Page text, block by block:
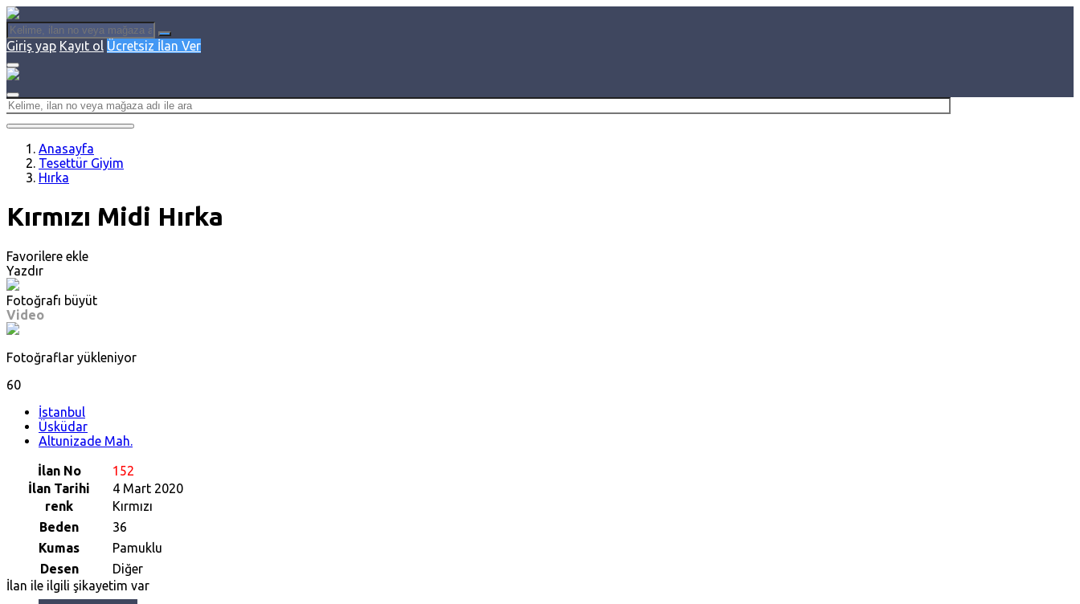
Giriş yap Kayıt ol Ücretsiz İlan Ver
Anasayfa
Tesettür Giyim
Hırka
Kırmızı Midi Hırka
Favorilere ekle
Yazdır
Fotoğrafı büyüt
Video
Fotoğraflar yükleniyor
60
İstanbul
Üsküdar
Altunizade Mah.
İlan No
152
İlan Tarihi
4 Mart 2020
renk
Kırmızı
Beden
36
Kumas
Pamuklu
Desen
Diğer
İlan ile ilgili şikayetim var